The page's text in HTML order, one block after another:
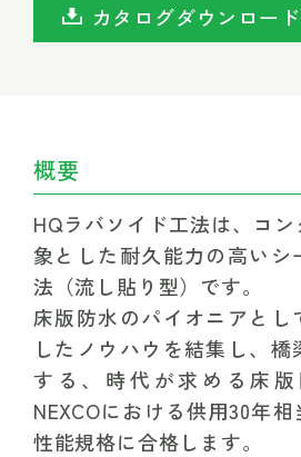
カタログダウンロード
概要
HQラバソイド工法は、コ
象とした耐久能力の高いシ
法（流し貼り型）です。
床版防水のパイオニアとし
したノウハウを結集し、
する、時代が求める床版
NEXCOにおける供用30年
性能規格に合格します。